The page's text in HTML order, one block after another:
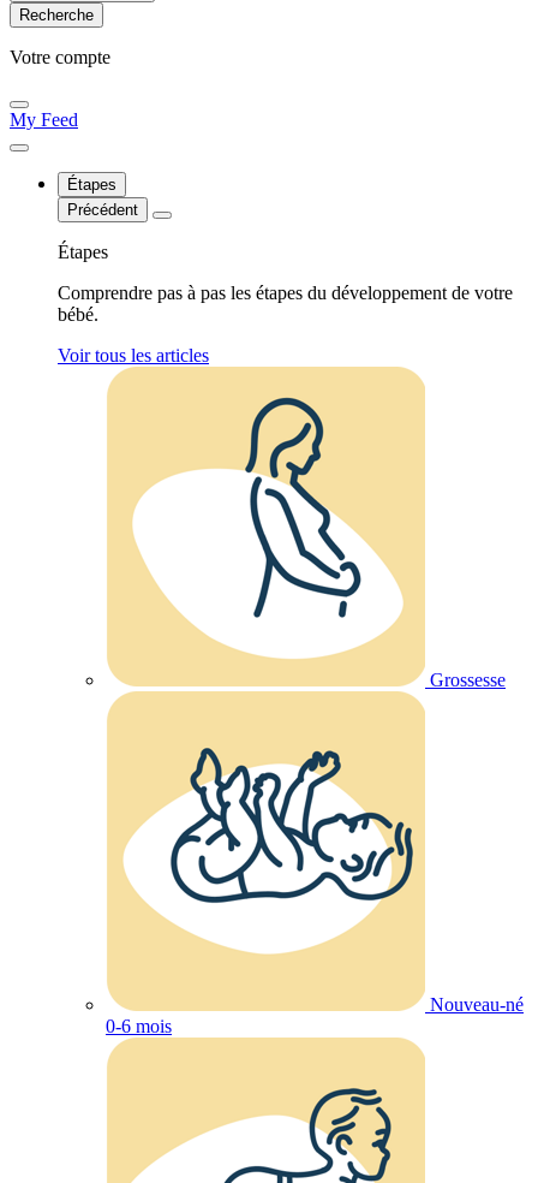
Votre compte​
My Feed
Étapes
Précédent
Étapes
Comprendre pas à pas les étapes du développement de votre
bébé.
Voir tous les articles
Grossesse
Nouveau-né
0-6 mois